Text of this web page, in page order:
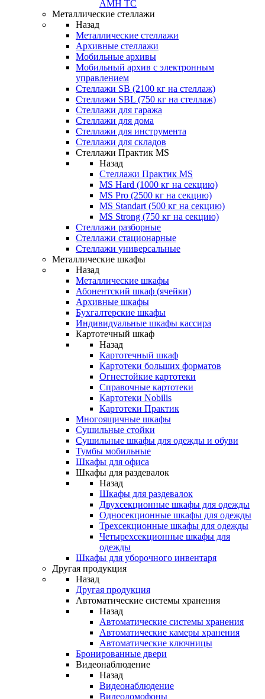
AMH TC
Металлические стеллажи
Назад
Металлические стеллажи
Архивные стеллажи
Мобильные архивы
Мобильный архив с электронным
управлением
Стеллажи SB (2100 кг на стеллаж)
Стеллажи SBL (750 кг на стеллаж)
Стеллажи для гаража
Стеллажи для дома
Стеллажи для инструмента
Стеллажи для складов
Стеллажи Практик MS
Назад
Стеллажи Практик MS
MS Hard (1000 кг на секцию)
MS Pro (2500 кг на секцию)
MS Standart (500 кг на секцию)
MS Strong (750 кг на секцию)
Стеллажи разборные
Стеллажи стационарные
Стеллажи универсальные
Металлические шкафы
Назад
Металлические шкафы
Абонентский шкаф (ячейки)
Архивные шкафы
Бухгалтерские шкафы
Индивидуальные шкафы кассира
Картотечный шкаф
Назад
Картотечный шкаф
Картотеки больших форматов
Огнестойкие картотеки
Справочные картотеки
Картотеки Nobilis
Картотеки Практик
Многоящичные шкафы
Сушильные стойки
Сушильные шкафы для одежды и обуви
Тумбы мобильные
Шкафы для офиса
Шкафы для раздевалок
Назад
Шкафы для раздевалок
Двухсекционные шкафы для одежды
Односекционные шкафы для одежды
Трехсекционные шкафы для одежды
Четырехсекционные шкафы для
одежды
Шкафы для уборочного инвентаря
Другая продукция
Назад
Другая продукция
Автоматические системы хранения
Назад
Автоматические системы хранения
Автоматические камеры хранения
Автоматические ключницы
Бронированные двери
Видеонаблюдение
Назад
Видеонаблюдение
Видеодомофоны